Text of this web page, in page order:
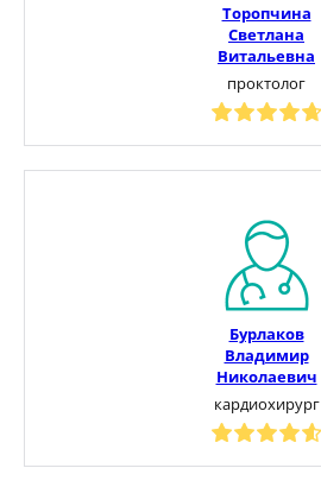
Торопчина
Светлана
Витальевна
проктолог
Бурлаков
Владимир
Николаевич
кардиохирург